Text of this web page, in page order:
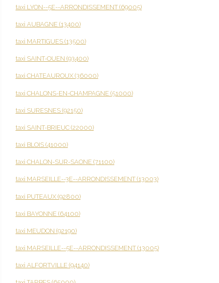
taxi LYON--5E--ARRONDISSEMENT (69005)
taxi AUBAGNE (13400)
taxi MARTIGUES (13500)
taxi SAINT-OUEN (93400)
taxi CHATEAUROUX (36000)
taxi CHALONS-EN-CHAMPAGNE (51000)
taxi SURESNES (92150)
taxi SAINT-BRIEUC (22000)
taxi BLOIS (41000)
taxi CHALON-SUR-SAONE (71100)
taxi MARSEILLE--3E--ARRONDISSEMENT (13003)
taxi PUTEAUX (92800)
taxi BAYONNE (64100)
taxi MEUDON (92190)
taxi MARSEILLE--5E--ARRONDISSEMENT (13005)
taxi ALFORTVILLE (94140)